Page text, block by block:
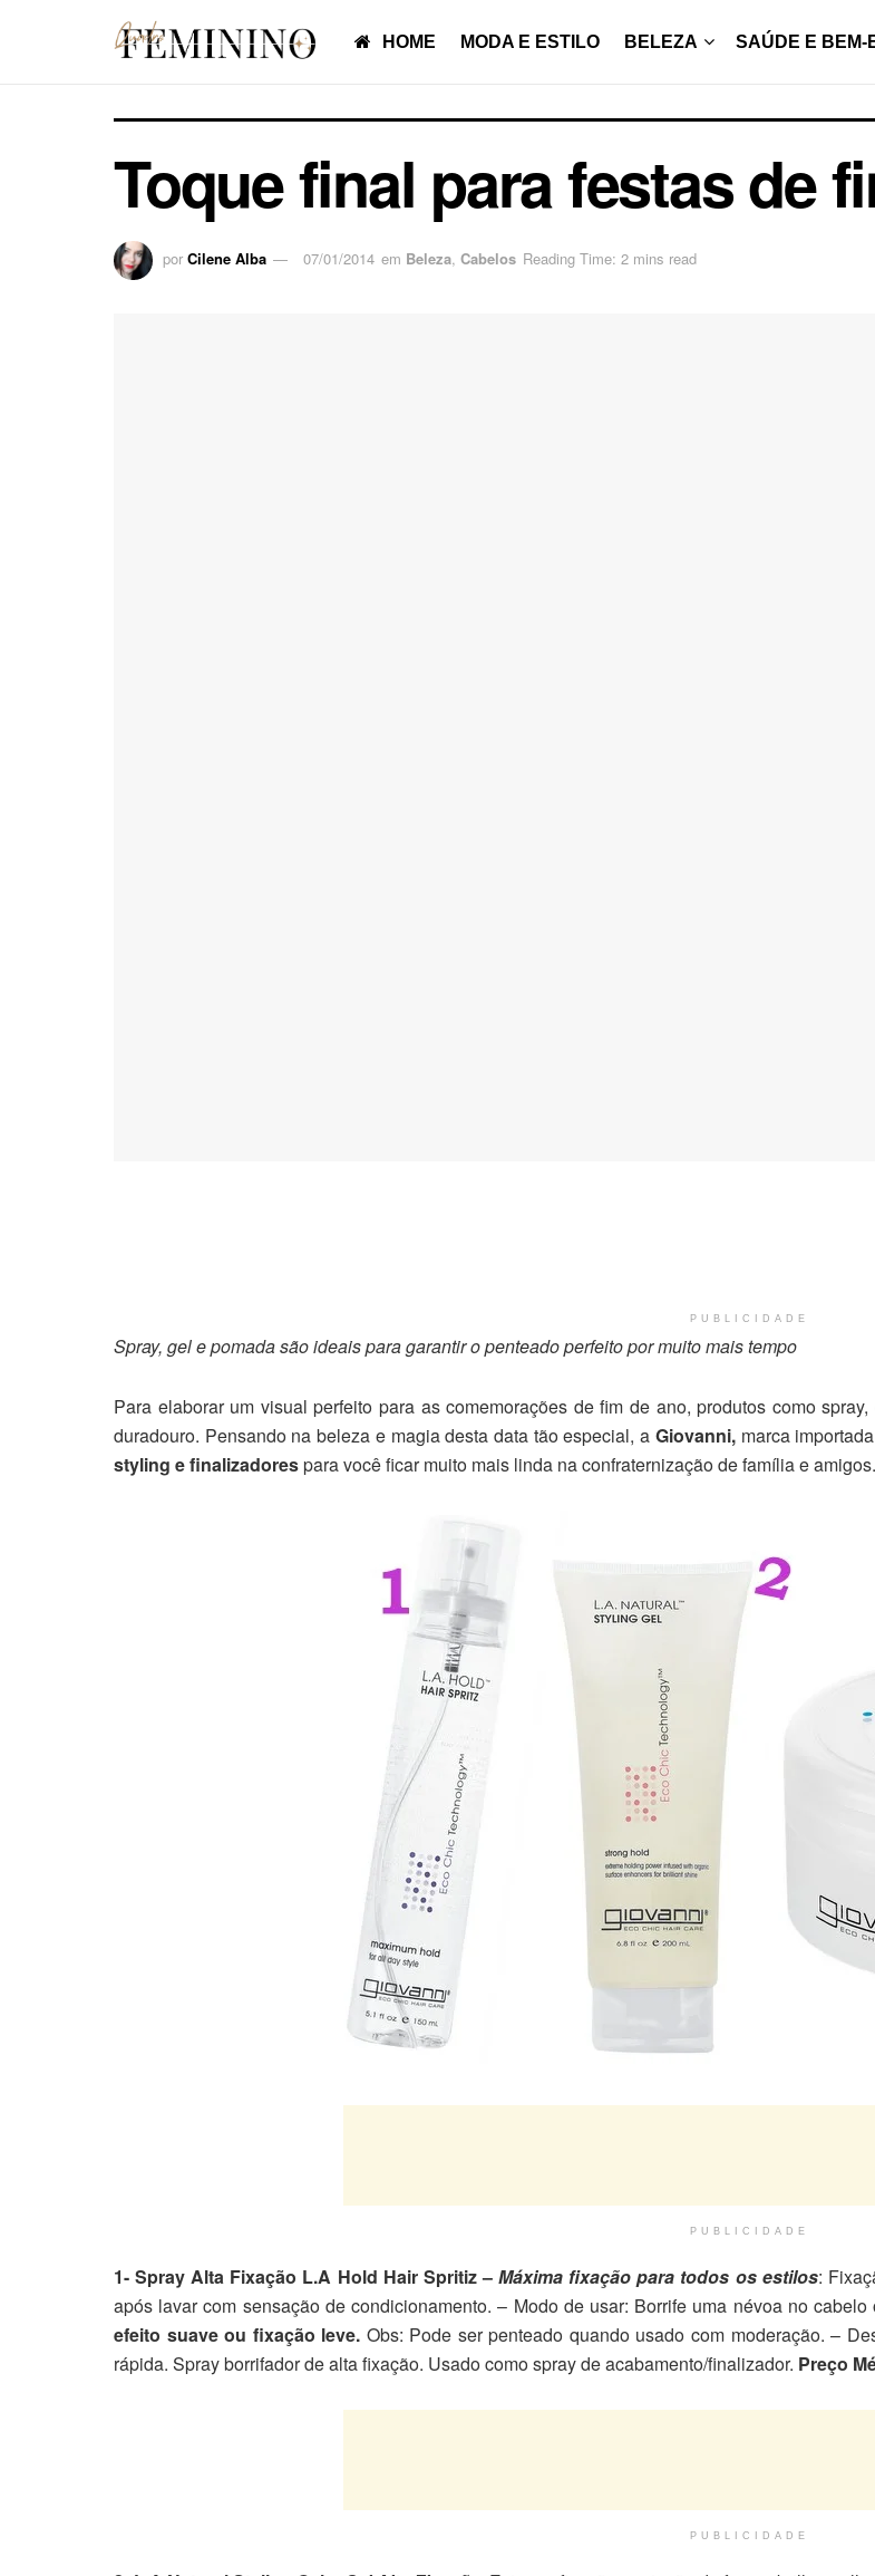
HOME MODA E ESTILO BELEZA SAÚDE E BEM-
Toque final para festas de
por Cilene Alba 07/01/2014 em Beleza, Cabelos Reading Time: 2 mins read
PUBLICIDADE
Spray, gel e pomada são ideais para garantir o penteado perfeito por muito mais tempo
Para elaborar um visual perfeito para as comemorações de fim de ano, produtos como
duradouro. Pensando na beleza e magia desta data tão especial, a Giovanni, marca
styling e finalizadorespara você ficar muito mais linda na confraternização de família e
PUBLICIDADE
1- Spray Alta Fixação L.A Hold Hair Spritiz –Máxima fixação para todos os estilos:
após lavar com sensação de condicionamento. – Modo de usar: Borrife uma névoa no
efeito suave ou fixação leve. Obs: Pode ser penteado quando usado com moderação. –
rápida. Spray borrifador de alta fixação. Usado como spray de acabamento/finalizador. Preço
PUBLICIDADE